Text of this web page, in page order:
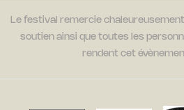
Le festival remercie
soutien ainsi que toutes les
rendent cet